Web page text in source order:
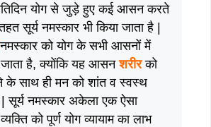
योग से जुड़े हुए कई आसन करते
सूर्य नमस्कार भी किया जाता है |
को योग के सभी आसनों में
जाता है, क्योंकि यह आसनशरीरको
के साथ ही मन को शांत व स्वस्थ
सूर्य नमस्कार अकेला एक ऐसा
को पूर्ण योग व्यायाम का लाभ